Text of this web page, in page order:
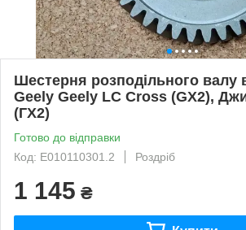
Шестерня розподільного валу
Geely Geely LC Cross (GX2),
(ГХ2)
Готово до відправки
Код: E010110301.2
Роздріб
1 145 ₴